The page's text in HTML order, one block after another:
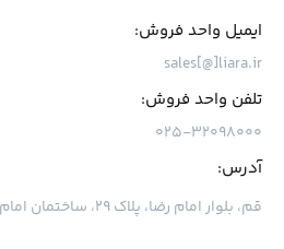
ایمیل واحد فروش:
sales[@]liara.ir
تلفن واحد فروش:
۰۲۵-۳۲۰۹۸۰۰۰
آدرس:
قم، بلوار امام رضا، پلاک ۲۹، ساختمان امام رضا، طبقه ۳، واحد ۷